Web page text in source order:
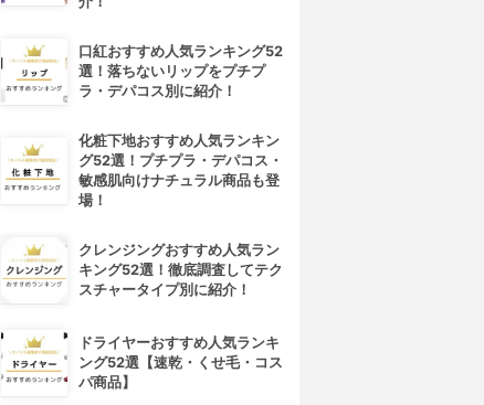
口紅おすすめ人気ランキング52
選！落ちないリップをプチプ
ラ・デパコス別に紹介！
化粧下地おすすめ人気ランキン
グ52選！プチプラ・デパコス・
敏感肌向けナチュラル商品も登
場！
クレンジングおすすめ人気ラン
キング52選！徹底調査してテク
スチャータイプ別に紹介！
ドライヤーおすすめ人気ランキ
ング52選【速乾・くせ毛・コス
パ商品】